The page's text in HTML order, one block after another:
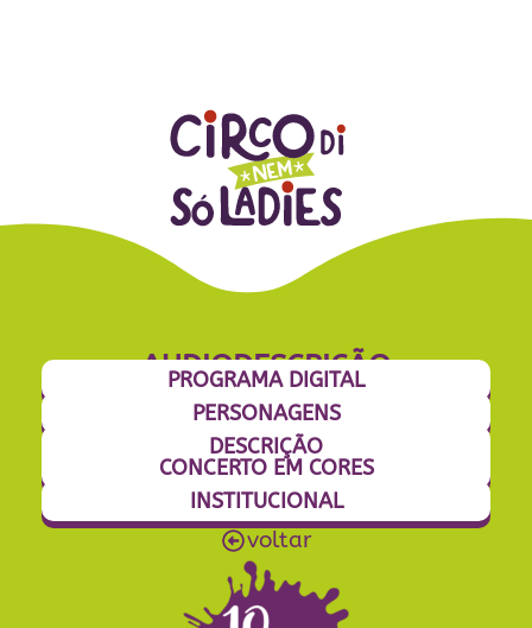
AUDIODESCRIÇÃO
PROGRAMA DIGITAL
PERSONAGENS
DESCRIÇÃO
CONCERTO EM CORES
INSTITUCIONAL
voltar